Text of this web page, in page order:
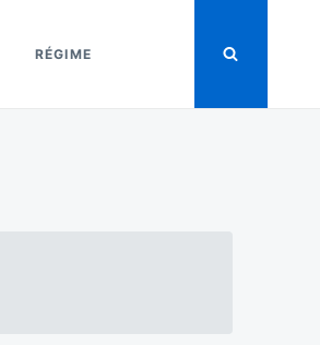
RÉGIME